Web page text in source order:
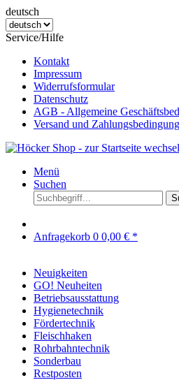
deutsch
Service/Hilfe
Kontakt
Impressum
Widerrufsformular
Datenschutz
AGB - Allgemeine
Versand und
Menü
Suchen
Anfragekorb 0 0,00 € *
Neuigkeiten
GO! Neuheiten
Betriebsausstattung
Hygienetechnik
Fördertechnik
Fleischhaken
Rohrbahntechnik
Sonderbau
Restposten